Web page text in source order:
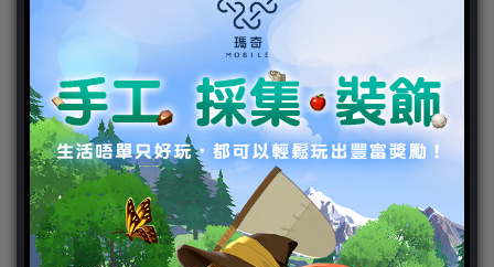
新聞分類
ChinaJoy 2018
Chinajoy2025
Cosplay 專區
TGS2019
VIPlayer